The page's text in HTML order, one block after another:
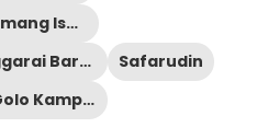
Haji Ramang Ishaka
Manggarai Barat
Safarudin
Tua Golo Kampung Gorontalo